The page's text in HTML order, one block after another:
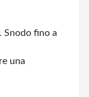
Snodo fino a
una